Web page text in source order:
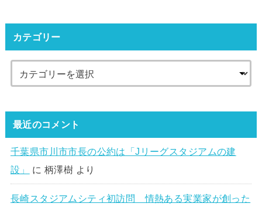
カテゴリー
最近のコメント
千葉県市川市市長の公約は「Jリーグスタジアムの建
設」
に 柄澤樹 より
長崎スタジアムシティ初訪問 情熱ある実業家が創った